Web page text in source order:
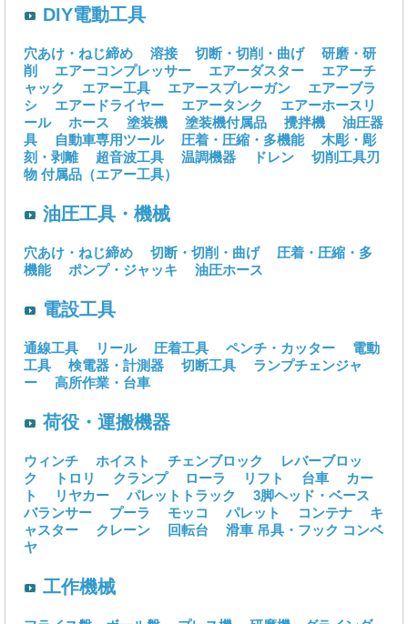
DIY電動工具
穴あけ・ねじ締め 溶接 切断・切削・曲げ
研磨・研
削
エアーコンプレッサー エアーダスター
エアーチ
ャック
エアー工具 エアースプレーガン
エアーブラ
シ
エアードライヤー エアータンク
エアーホースリ
ール
ホース 塗装機 塗装機付属品 攪拌機
油圧器
具
自動車専用ツール 圧着・圧縮・多機能
木彫・彫
刻・剥離
超音波工具 温調機器 ドレン
切削工具刃
物 付属品（エアー工具）
油圧工具・機械
穴あけ・ねじ締め 切断・切削・曲げ
圧着・圧縮・多
機能
ポンプ・ジャッキ 油圧ホース
電設工具
通線工具 リール 圧着工具 ペンチ・カッター
電動
工具
検電器・計測器 切断工具
ランプチェンジャ
ー
高所作業・台車
荷役・運搬機器
ウィンチ ホイスト チェンブロック
レバーブロッ
ク
トロリ クランプ ローラ リフト 台車
カー
ト
リヤカー パレットトラック
3脚ヘッド・ベース
バランサー
プーラ モッコ パレット コンテナ
キ
ャスター
クレーン 回転台 滑車 吊具・フック コンベ
ヤ
工作機械